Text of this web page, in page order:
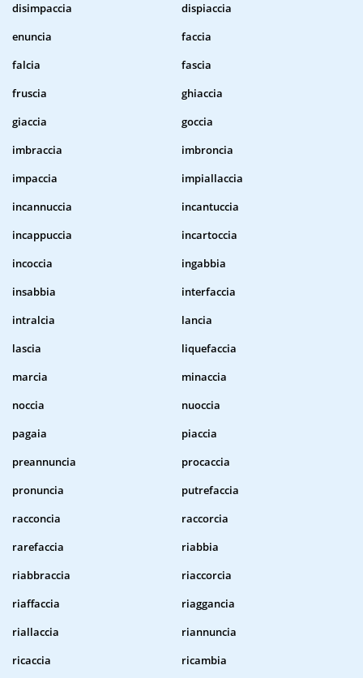
disimpaccia
dispiaccia
enuncia
faccia
falcia
fascia
fruscia
ghiaccia
giaccia
goccia
imbraccia
imbroncia
impaccia
impiallaccia
incannuccia
incantuccia
incappuccia
incartoccia
incoccia
ingabbia
insabbia
interfaccia
intralcia
lancia
lascia
liquefaccia
marcia
minaccia
noccia
nuoccia
pagaia
piaccia
preannuncia
procaccia
pronuncia
putrefaccia
racconcia
raccorcia
rarefaccia
riabbia
riabbraccia
riaccorcia
riaffaccia
riaggancia
riallaccia
riannuncia
ricaccia
ricambia